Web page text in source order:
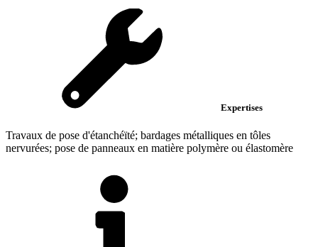
Expertises
Travaux de pose d'étanchéïté; bardages métalliques en tôles
nervurées; pose de panneaux en matière polymère ou élastomère